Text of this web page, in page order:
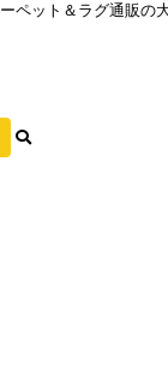
ペット＆ラグ通販の